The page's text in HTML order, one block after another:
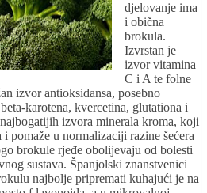
djelovanje ima
i obična
brokula.
Izvrstan je
izvor vitamina
C i A te folne
izvor antioksidansa, posebno
karotena, kvercetina, glutationa i
izvora minerala kroma, koji
pomaže u normalizaciji razine šećera
brokule rjeđe obolijevaju od bolesti
sustava. Španjolski znanstvenici
najbolje pripremati kuhajući je na